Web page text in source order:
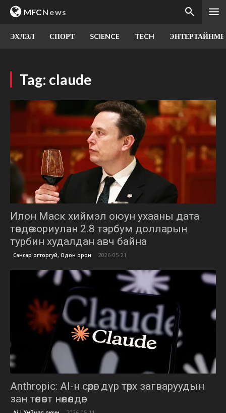
MFCNews
ЭХЛЭЛ СПОРТ SCIENCE TECH
Tag: claude
Илон Маск хиймэл оюун ухааны дата
төвдөө зориулан 2.8 тэрбум долларын
турбин худалдан авч байна
Сансар огторгуй, Одон орон 2026-05-21
Anthropic: AI-н сөрөг дүр төрх загваруудын
зан төлөвт нөлөөлдөг